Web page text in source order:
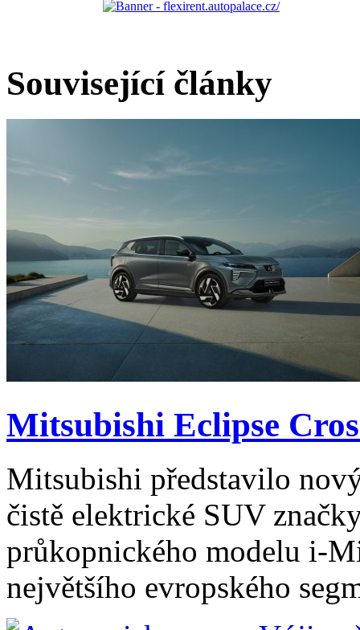
Související články
Mitsubishi Eclipse
Mitsubishi představilo
čistě elektrické SUV
průkopnického modelu i-
největšího evropského